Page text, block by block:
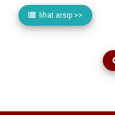
lihat arsip >>